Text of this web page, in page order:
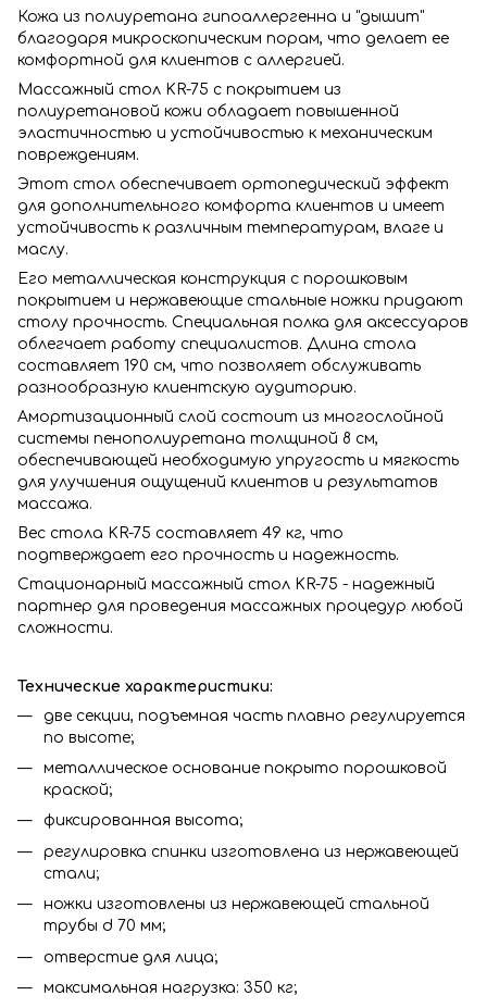
Кожа из полиуретана гипоаллергенна и "дышит"
благодаря микроскопическим порам, что делает ее
комфортной для клиентов с аллергией.
Массажный стол KR-75 с покрытием из
полиуретановой кожи обладает повышенной
эластичностью и устойчивостью к механическим
повреждениям.
Этот стол обеспечивает ортопедический эффект
для дополнительного комфорта клиентов и имеет
устойчивость к различным температурам, влаге и
маслу.
Его металлическая конструкция с порошковым
покрытием и нержавеющие стальные ножки придают
столу прочность. Специальная полка для аксессуаров
облегчает работу специалистов. Длина стола
составляет 190 см, что позволяет обслуживать
разнообразную клиентскую аудиторию.
Амортизационный слой состоит из многослойной
системы пенополиуретана толщиной 8 см,
обеспечивающей необходимую упругость и мягкость
для улучшения ощущений клиентов и результатов
массажа.
Вес стола KR-75 составляет 49 кг, что
подтверждает его прочность и надежность.
Стационарный массажный стол KR-75 - надежный
партнер для проведения массажных процедур любой
сложности.
Технические характеристики:
две секции, подъемная часть плавно регулируется
по высоте;
металлическое основание покрыто порошковой
краской;
фиксированная высота;
регулировка спинки изготовлена из нержавеющей
стали;
ножки изготовлены из нержавеющей стальной
трубы d 70 мм;
отверстие для лица;
максимальная нагрузка: 350 кг;